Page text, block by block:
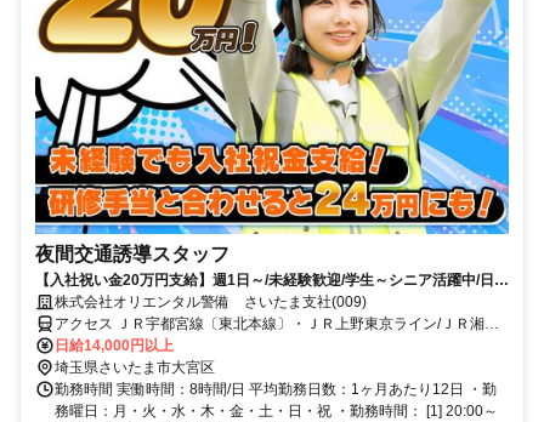
夜間交通誘導スタッフ
【入社祝い金20万円支給】週1日～/未経験歓迎/学生～シニア活躍中/日払
い・週払いOK/履歴書不要！
株式会社オリエンタル警備 さいたま支社(009)
アクセス ＪＲ宇都宮線〔東北本線〕・ＪＲ上野東京ライン/ＪＲ湘南
新宿ライン 大宮（埼玉県）西口徒歩約2分、東武野田線〔アーバンパ
ークライン〕 北大宮徒歩約22分、ＪＲ埼京線/りんかい線 北与野北口
徒歩約25分 (面接地/さいたま支社)埼玉県さいたま市大宮区下町１丁
目48松亀センター第2ビル ３Ｆ
日給14,000円以上
埼玉県さいたま市大宮区
勤務時間 実働時間：8時間/日 平均勤務日数：1ヶ月あたり12日 ・勤
務曜日：月・火・水・木・金・土・日・祝 ・勤務時間： [1] 20:00～